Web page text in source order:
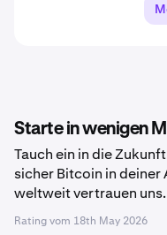
Starte in wenigen
Tauch ein in die
sicher Bitcoin in deiner
weltweit vertrauen uns.
Rating vom 18th May 2026